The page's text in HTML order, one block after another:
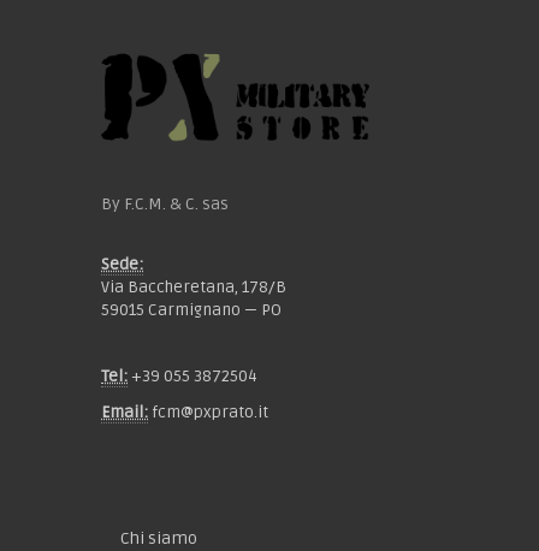
By F.C.M. & C. sas
Sede:
Via Baccheretana, 178/B
59015 Carmignano — PO
Tel: +39 055 3872504
Email: fcm@pxprato.it
Chi siamo